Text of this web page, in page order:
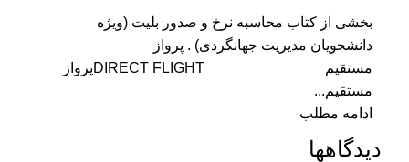
بخشی از کتاب محاسبه نرخ و صدور بلیت (ویژه
دانشجویان مدیریت جهانگردی) . پرواز
مستقیم DIRECT FLIGHTپرواز
مستقیم...
ادامه مطلب
دیدگاهها